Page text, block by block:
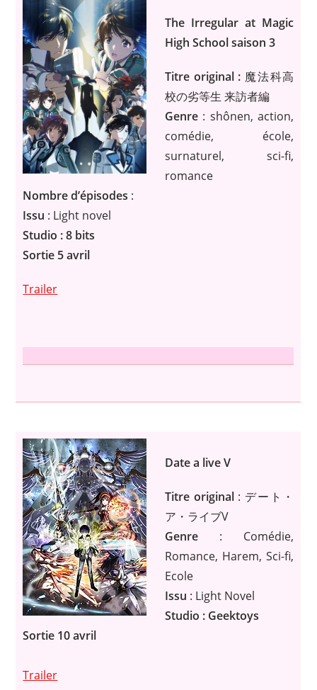
The Irregular at Magic
High School saison 3
Titre original : 魔法科高
校の劣等生 来訪者編
Genre: shônen, action,
comédie, école,
surnaturel, sci-fi,
romance
Nombre d’épisodes :
Issu : Light novel
Studio : 8 bits
Sortie 5 avril
Trailer
Date a live V
Titre original: デート・
ア・ライブV
Genre: Comédie,
Romance, Harem, Sci-fi,
Ecole
Issu : Light Novel
Studio : Geektoys
Sortie 10 avril
Trailer